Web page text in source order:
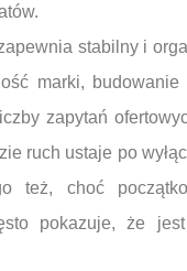
stabilny i
marki,
zapytań
ruch ustaje po
też, choć
pokazuje, że